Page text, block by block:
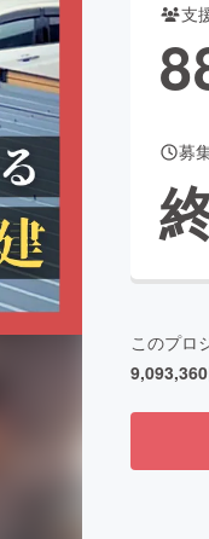
ビューティー・ヘル
Creation
yaコミュニティ
支
募
このプロ
9,093,360